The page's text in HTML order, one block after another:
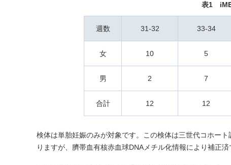
表1
週数 31-32 33-34
女 10 5
男 2 7
合計 12 12
検体は単胎妊娠のみが対象です。この検体は三世代コホー
りますが、臍帯血有核赤血球DNAメチル化情報により補正済